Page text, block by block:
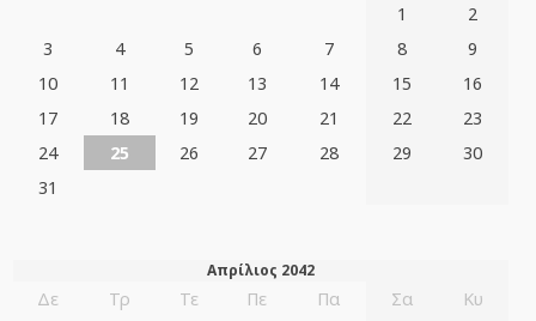
1
2
3
4 5 6 7 8
9
10
11 12 13 14 15
16
17
18 19 20 21 22
23
24
25 26 27 28 29
30
31
Απρίλιος 2042
Δε Τρ Τε Πε Πα Σα
Κυ